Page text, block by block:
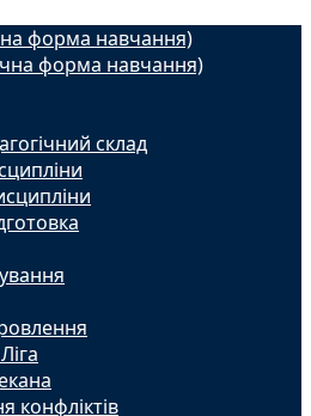
форма навчання)
форма навчання)
склад
конфліктів